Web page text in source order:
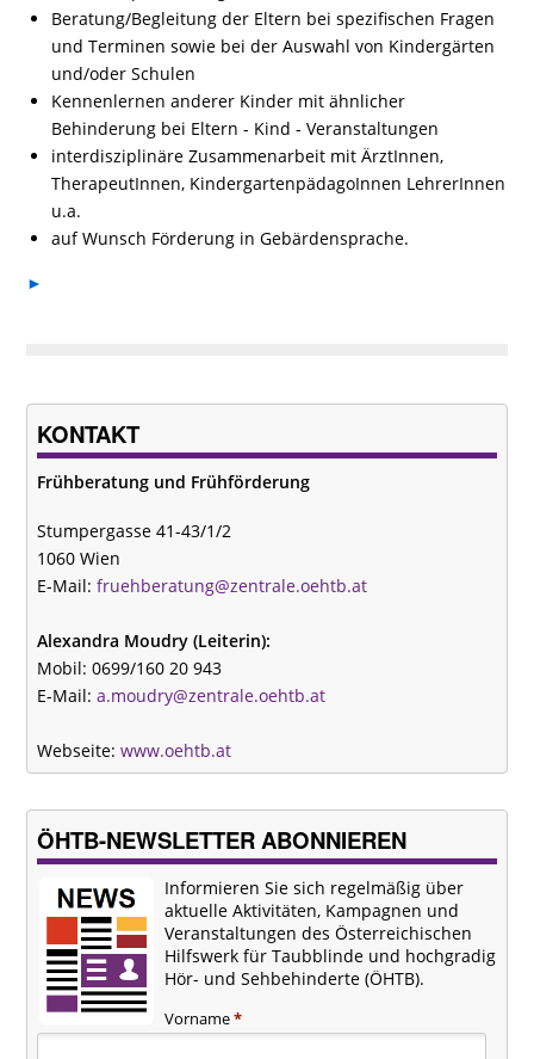
Beratung/Begleitung der Eltern bei spezifischen Fragen
und Terminen sowie bei der Auswahl von Kindergärten
und/oder Schulen
Kennenlernen anderer Kinder mit ähnlicher
Behinderung bei Eltern - Kind - Veranstaltungen
interdisziplinäre Zusammenarbeit mit ÄrztInnen,
TherapeutInnen, KindergartenpädagoInnen LehrerInnen
u.a.
auf Wunsch Förderung in Gebärdensprache.
►
KONTAKT
Frühberatung und Frühförderung
Stumpergasse 41-43/1/2
1060 Wien
E-Mail: fruehberatung@zentrale.oehtb.at
Alexandra Moudry (Leiterin):
Mobil: 0699/160 20 943
E-Mail: a.moudry@zentrale.oehtb.at
Webseite: www.oehtb.at
ÖHTB-NEWSLETTER ABONNIEREN
Informieren Sie sich regelmäßig über
aktuelle Aktivitäten, Kampagnen und
Veranstaltungen des Österreichischen
Hilfswerk für Taubblinde und hochgradig
Hör- und Sehbehinderte (ÖHTB).
Vorname*